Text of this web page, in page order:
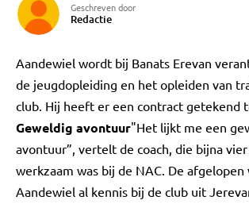
Geschreven door
Redactie
Aandewiel wordt bij Banats Erevan
de jeugdopleiding en het opleiden van
club. Hij heeft er een contract getekend
Geweldig avontuur"Het lijkt me een
avontuur”, vertelt de coach, die bijna
werkzaam was bij de NAC. De afgelopen
Aandewiel al kennis bij de club uit